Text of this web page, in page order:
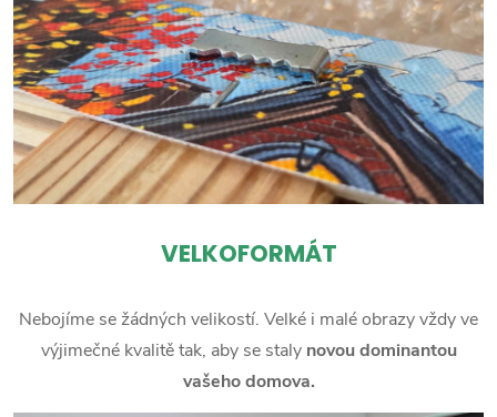
VELKOFORMÁT
Nebojíme se žádných velikostí. Velké i malé obrazy vždy ve
výjimečné kvalitě tak, aby se staly novou dominantou
vašeho domova.